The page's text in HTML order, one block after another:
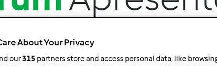
About Your Privacy
our315 partners store and access personal data, like